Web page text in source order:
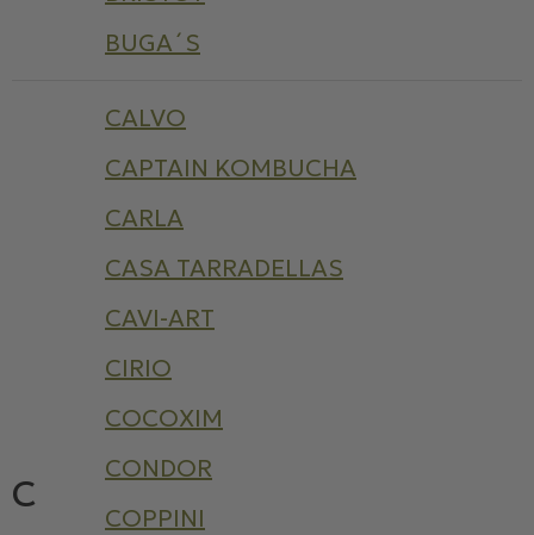
BUGA´S
C
CALVO
CAPTAIN KOMBUCHA
CARLA
CASA TARRADELLAS
CAVI-ART
CIRIO
COCOXIM
CONDOR
COPPINI